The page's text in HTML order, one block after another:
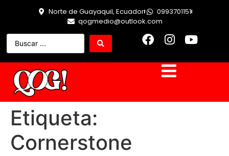
Norte de Guayaquil, Ecuador
0993701151
qogmedio@outlook.com
Etiqueta:
Cornerstone